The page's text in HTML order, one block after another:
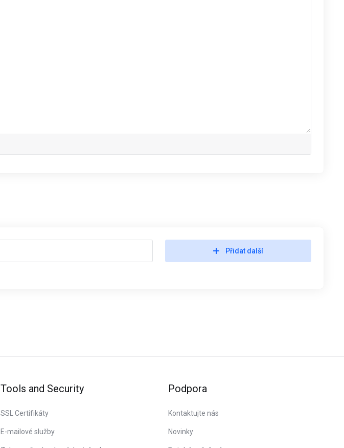
Přidat další
Tools and Security
SSL Certifikáty
E-mailové služby
Podpora
Kontaktujte nás
Novinky